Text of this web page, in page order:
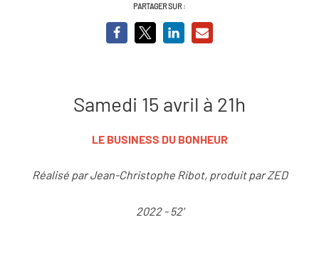
PARTAGER SUR :
Samedi 15 avril à 21h
LE BUSINESS DU BONHEUR
Réalisé par Jean-Christophe Ribot, produit par ZED
2022 - 52'